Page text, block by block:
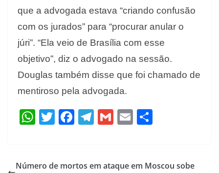
que a advogada estava “criando confusão
com os jurados” para “procurar anular o
júri”. “Ela veio de Brasília com esse
objetivo”, diz o advogado na sessão.
Douglas também disse que foi chamado de
mentiroso pela advogada.
W
s
T
er
F
b
T
gr
G
l
E
l e
Número de mortos em ataque em Moscou sobe